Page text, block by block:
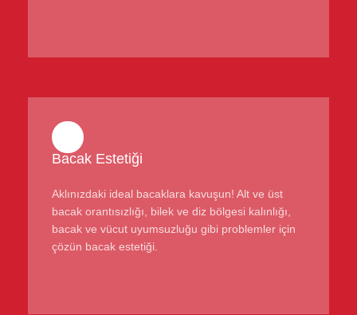
Bacak Estetiği
Aklınızdaki ideal bacaklara kavuşun! Alt ve üst
bacak orantısızlığı, bilek ve diz bölgesi kalınlığı,
bacak ve vücut uyumsuzluğu gibi problemler için
çözün bacak estetiği.